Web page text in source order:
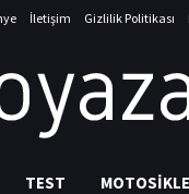
İletişim Gizlilik Politikası
TEST